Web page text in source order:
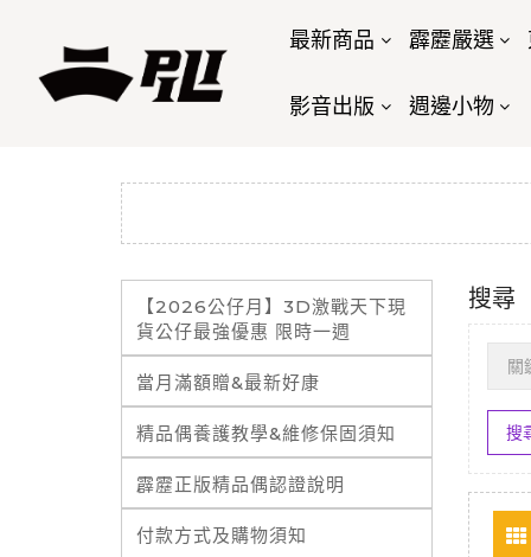
最新商品 霹靂嚴選
影音出版 週邊小物
【2026公仔月】3D激戰天下現
貨公仔最強優惠 限時一週
當月滿額贈&最新好康
精品偶養護教學&維修保固須知
霹靂正版精品偶認證說明
付款方式及購物須知
搜尋